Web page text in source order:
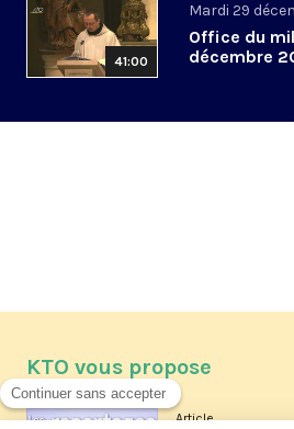
41:00
Mardi 29
Office du
décembre
KTO vous propose
Article